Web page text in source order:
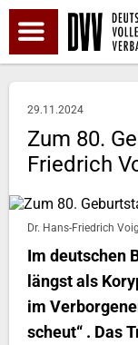
29.11.2024
Zum 80.
Friedrich
Dr. Hans-Friedrich
Im deutschen
längst als
im
scheut“ . Das